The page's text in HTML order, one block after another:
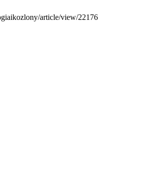
article/view/22176